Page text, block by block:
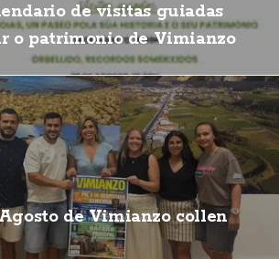
de visitas guiadas
o patrimonio de Vimianzo
de Vimianzo collen